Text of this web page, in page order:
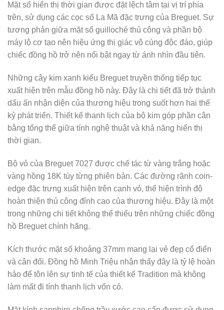
Mặt số hiển thị thời gian được đặt lệch tâm tại vị trí phía
trên, sử dụng các cọc số La Mã đặc trưng của Breguet. Sự
tương phản giữa mặt số guilloché thủ công và phần bộ
máy lộ cơ tạo nên hiệu ứng thị giác vô cùng độc đáo, giúp
chiếc đồng hồ trở nên nổi bật ngay từ ánh nhìn đầu tiên.
Những cây kim xanh kiểu Breguet truyền thống tiếp tục
xuất hiện trên mẫu đồng hồ này. Đây là chi tiết đã trở thành
dấu ấn nhận diện của thương hiệu trong suốt hơn hai thế
kỷ phát triển. Thiết kế thanh lịch của bộ kim góp phần cân
bằng tổng thể giữa tính nghệ thuật và khả năng hiển thị
thời gian.
Bộ vỏ của Breguet 7027 được chế tác từ vàng trắng hoặc
vàng hồng 18K tùy từng phiên bản. Các đường rãnh coin-
edge đặc trưng xuất hiện trên cạnh vỏ, thể hiện trình độ
hoàn thiện thủ công đỉnh cao của thương hiệu. Đây là một
trong những chi tiết không thể thiếu trên những chiếc đồng
hồ Breguet chính hãng.
Kích thước mặt số khoảng 37mm mang lại vẻ đẹp cổ điển
và cân đối. Đồng hồ Minh Triệu nhận thấy đây là tỷ lệ hoàn
hảo để tôn lên sự tinh tế của thiết kế Tradition mà không
làm mất đi tính thanh lịch vốn có.